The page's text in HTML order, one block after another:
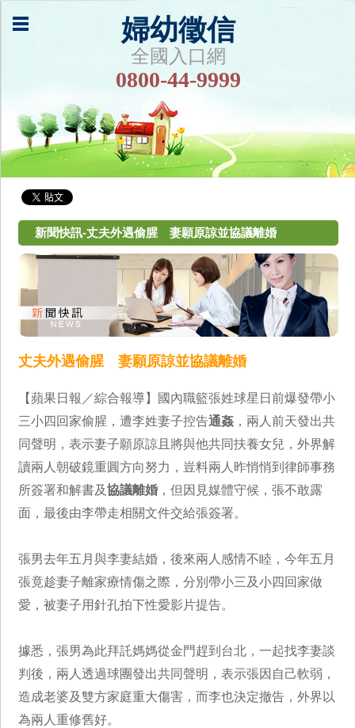
婦幼徵信
全國入口網
0800-44-9999
新聞快訊-丈夫外遇偷腥 妻願原諒並協議離婚
丈夫外遇偷腥 妻願原諒並協議離婚
【蘋果日報／綜合報導】國內職籃張姓球星日前爆發帶小
三小四回家偷腥，遭李姓妻子控告通姦 ，兩人前天發出共
同聲明，表示妻子願原諒且將與他共同扶養女兒，外界解
讀兩人朝破鏡重圓方向努力，豈料兩人昨悄悄到律師事務
所簽署和解書及協議離婚 ，但因見媒體守候，張不敢露
面，最後由李帶走相關文件交給張簽署。
張男去年五月與李妻結婚，後來兩人感情不睦，今年五月
張竟趁妻子離家療情傷之際，分別帶小三及小四回家做
愛，被妻子用針孔拍下性愛影片提告。
據悉，張男為此拜託媽媽從金門趕到台北，一起找李妻談
判後，兩人透過球團發出共同聲明，表示張因自己軟弱，
造成老婆及雙方家庭重大傷害，而李也決定撤告，外界以
為兩人重修舊好。